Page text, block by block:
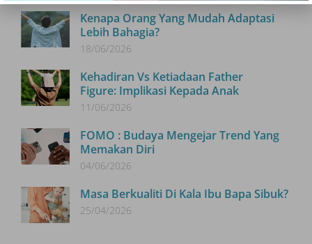
Kenapa Orang Yang Mudah Adaptasi
Lebih Bahagia?
18/06/2026
Kehadiran Vs Ketiadaan Father
Figure: Implikasi Kepada Anak
11/06/2026
FOMO : Budaya Mengejar Trend Yang
Memakan Diri
04/06/2026
Masa Berkualiti Di Kala Ibu Bapa Sibuk?
25/04/2026